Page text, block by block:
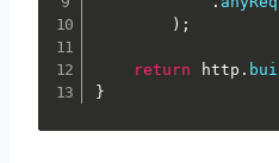
) ;
return http .
}